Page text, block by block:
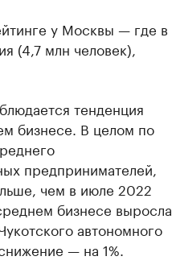
у Москвы — где в
(4,7 млн человек),
тенденция
бизнесе. В целом по
предпринимателей,
чем в июле 2022
бизнесе выросла
автономного
— на 1%.